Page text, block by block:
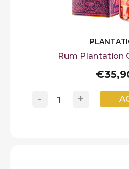
Rum Plantation
+
-